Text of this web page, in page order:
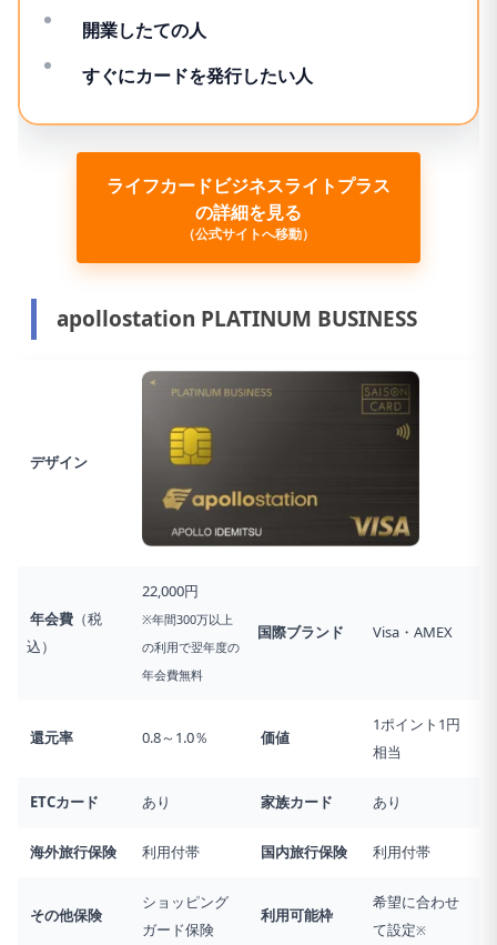
開業したての人
すぐにカードを発行したい人
ライフカードビジネスライトプラス
の詳細を見る
（公式サイトへ移動）
apollostation PLATINUM BUSINESS
デザイン
年会費 （税
込）
22,000円
※年間300万以上
の利用で翌年度の
年会費無料
国際ブランド Visa・AMEX
還元率 0.8～1.0％ 価値
1ポイント1円
相当
ETCカード あり 家族カード あり
海外旅行保険 利用付帯 国内旅行保険 利用付帯
その他保険
ショッピング
ガード保険
利用可能枠
希望に合わせ
て設定※